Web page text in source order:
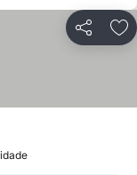
Partilhar
Ver preços